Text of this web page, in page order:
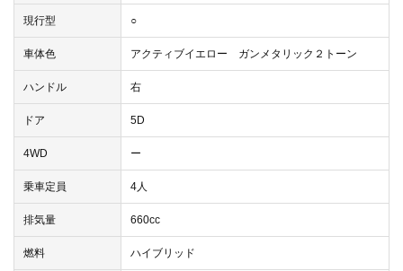
現行型 ○
車体色 アクティブイエロー ガンメタリック２トーン
ハンドル 右
ドア 5D
4WD ー
乗車定員 4人
排気量 660cc
燃料 ハイブリッド